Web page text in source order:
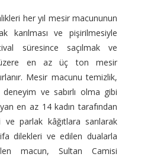
her yıl mesir macununun
karılması ve pişirilmesiyle
süresince saçılmak ve
üzere en az üç ton mesir
Mesir macunu temizlik,
ve sabırlı olma gibi
en az 14 kadın tarafından
ve parlak kâğıtlara sarılarak
dilekleri ve edilen dualarla
macun, Sultan Camisi